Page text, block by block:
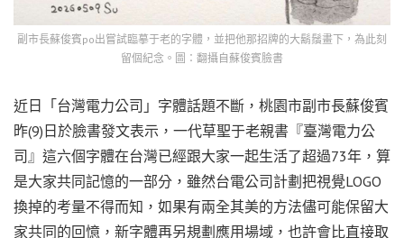
副市長蘇俊賓po出嘗試臨摹于老的字體，並把他那招牌的大鬍鬚畫下，為此刻
留個紀念。圖：翻攝自蘇俊賓臉書
近日「台灣電力公司」字體話題不斷，桃園市副市長蘇俊賓
昨(9)日於臉書發文表示，一代草聖于老親書『臺灣電力公
司』這六個字體在台灣已經跟大家一起生活了超過73年，算
是大家共同記憶的一部分，雖然台電公司計劃把視覺LOGO
換掉的考量不得而知，如果有兩全其美的方法儘可能保留大
家共同的回憶，新字體再另規劃應用場域，也許會比直接取